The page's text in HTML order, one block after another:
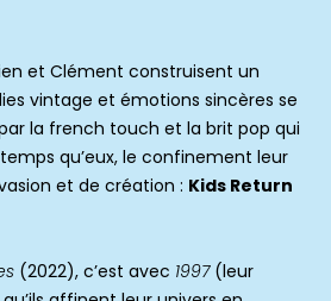
et Clément construisent un
vintage et émotions sincères se
la french touch et la brit pop qui
qu’eux, le confinement leur
et de création : Kids Return
(2022), c’est avec 1997(leur